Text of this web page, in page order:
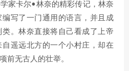
家卡尔•林奈的精彩传记，林奈
写了一门通用的语言，并且成
。林奈直接将自己看成了上帝
遥远北方的一个小村庄，却在
前无古人的壮举。